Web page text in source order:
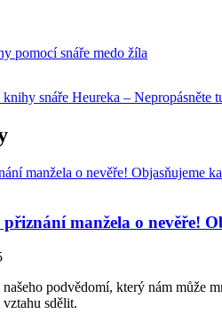
pomocí snáře medo žíla
snáře Heureka – Nepropásněte
manžela o nevěře!
podvědomí, který nám může
sdělit.